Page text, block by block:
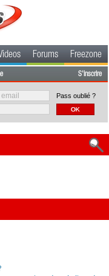
Forums Freezone
S'inscrire
Pass oublié ?